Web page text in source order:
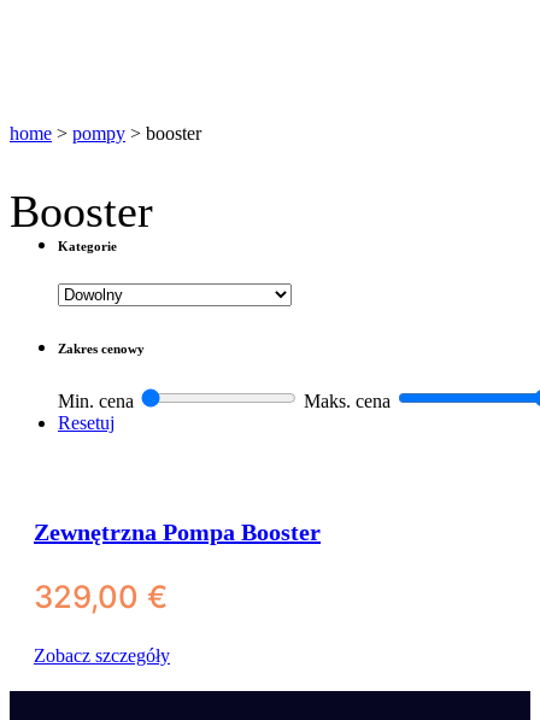
Filtry do wody z osmozy
Filtry turystyczne na wycieczki i outdoor
home > pompy > booster
Booster
Kategorie
Zakres cenowy
Min. cena
Maks. cena
Resetuj
Zewnętrzna Pompa Booster
329,00 €
Zobacz szczegóły